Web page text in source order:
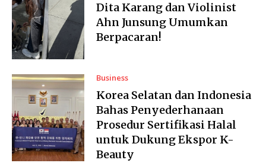
Dita Karang dan Violinist
Ahn Junsung Umumkan
Berpacaran!
Business
Korea Selatan dan Indonesia
Bahas Penyederhanaan
Prosedur Sertifikasi Halal
untuk Dukung Ekspor K-
Beauty